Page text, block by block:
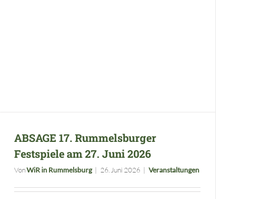
ABSAGE 17. Rummelsburger
Festspiele am 27. Juni 2026
VonWiR in Rummelsburg | 26. Juni 2026 | Veranstaltungen